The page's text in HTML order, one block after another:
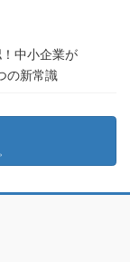
中小企業が
の新常識